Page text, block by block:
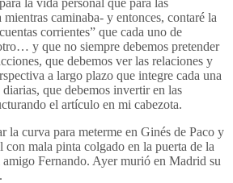
mientras caminaba- y entonces, contaré la
corrientes” que cada uno de
y que no siempre debemos pretender
que debemos ver las relaciones y
a largo plazo que integre cada una
que debemos invertir en las
el artículo en mi cabezota.
la curva para meterme en Ginés de Paco y
con mala pinta colgado en la puerta de la
amigo Fernando. Ayer murió en Madrid su